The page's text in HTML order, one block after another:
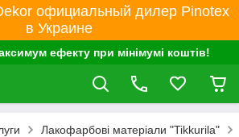
официальный дилер Pinotex
в Украине
ефекту при мінімумі коштів!
Лакофарбові матеріали "Tikkurila"